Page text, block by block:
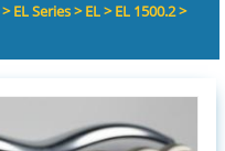
>EL Series>EL>EL 1500.2>